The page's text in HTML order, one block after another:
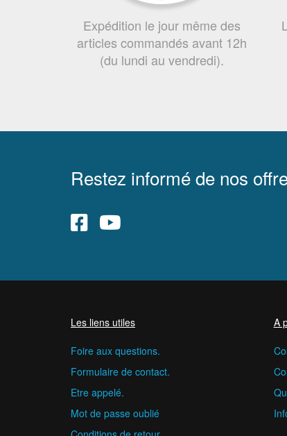
Expédition le jour même des
articles commandés avant 12h
(du lundi au vendredi).
Restez informé de nos
Les liens utiles
Foire aux questions.
Formulaire de contact.
Etre appelé.
Mot de passe oublié
A